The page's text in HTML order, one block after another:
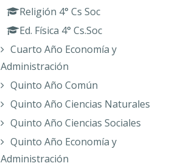
Religión 4° Cs Soc
Ed. Física 4° Cs.Soc
Cuarto Año Economía y
Administración
Quinto Año Común
Quinto Año Ciencias Naturales
Quinto Año Ciencias Sociales
Quinto Año Economía y
Administración